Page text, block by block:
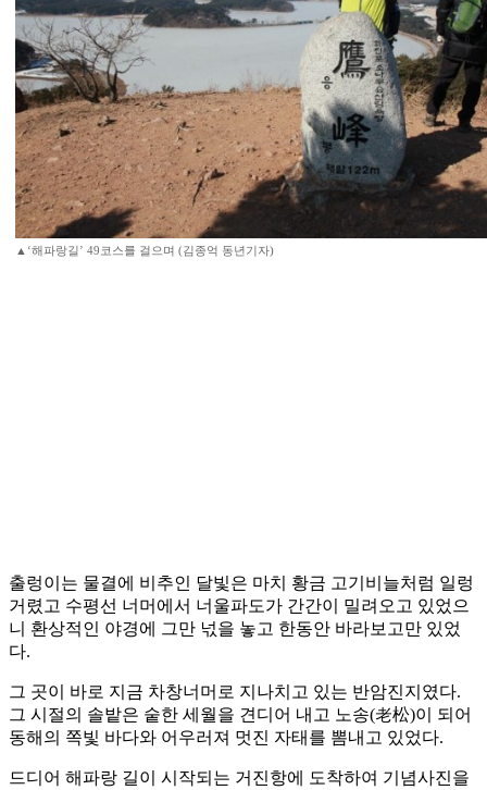
▲‘해파랑길’ 49코스를 걸으며 (김종억 동년기자)
출렁이는 물결에 비추인 달빛은 마치 황금 고기비늘처럼 일렁
거렸고 수평선 너머에서 너울파도가 간간이 밀려오고 있었으
니 환상적인 야경에 그만 넋을 놓고 한동안 바라보고만 있었
다.
그 곳이 바로 지금 차창너머로 지나치고 있는 반암진지였다.
그 시절의 솔밭은 숱한 세월을 견디어 내고 노송(老松)이 되어
동해의 쪽빛 바다와 어우러져 멋진 자태를 뽐내고 있었다.
드디어 해파랑 길이 시작되는 거진항에 도착하여 기념사진을